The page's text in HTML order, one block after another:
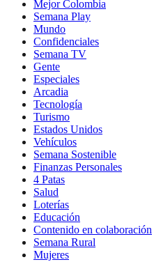
Mejor Colombia
Semana Play
Mundo
Confidenciales
Semana TV
Gente
Especiales
Arcadia
Tecnología
Turismo
Estados Unidos
Vehículos
Semana Sostenible
Finanzas Personales
4 Patas
Salud
Loterías
Educación
Contenido en colaboración
Semana Rural
Mujeres